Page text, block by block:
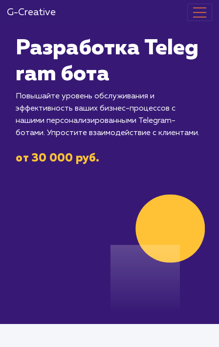
G-Creative
Разработка
ram бота
Повышайте уровень обслуживания и
эффективность ваших бизнес-
нашими персонализированными
от 30 000 руб.